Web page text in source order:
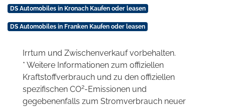
DS Automobiles in Kronach Kaufen oder leasen
DS Automobiles in Franken Kaufen oder leasen
Irrtum und Zwischenverkauf vorbehalten.
* Weitere Informationen zum offiziellen
Kraftstoffverbrauch und zu den offiziellen
spezifischen CO2-Emissionen und
gegebenenfalls zum Stromverbrauch neuer